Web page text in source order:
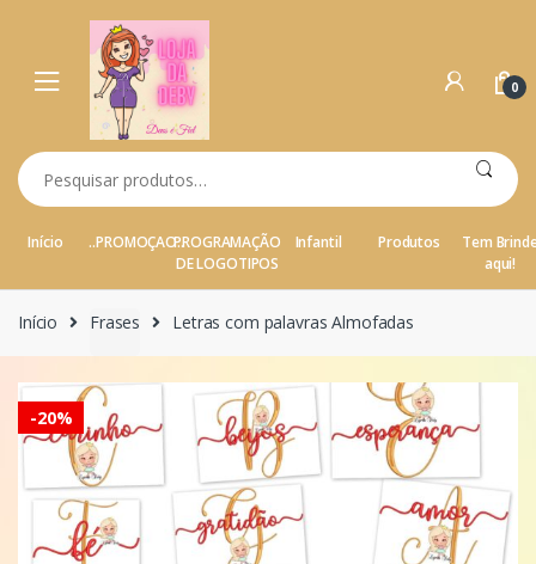
0
Pesquisar por:
Início ..PROMOÇAO..PROGRAMAÇÃO
DE LOGOTIPOS
Infantil Produtos
Tem
aqui!
Início Frases Letras com palavras Almofadas
-20%